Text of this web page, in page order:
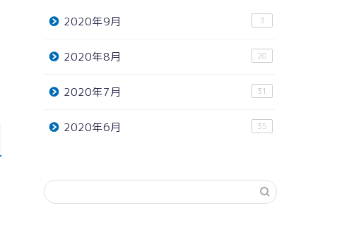
2020年9月 3
2020年8月 20
2020年7月 31
2020年6月 35